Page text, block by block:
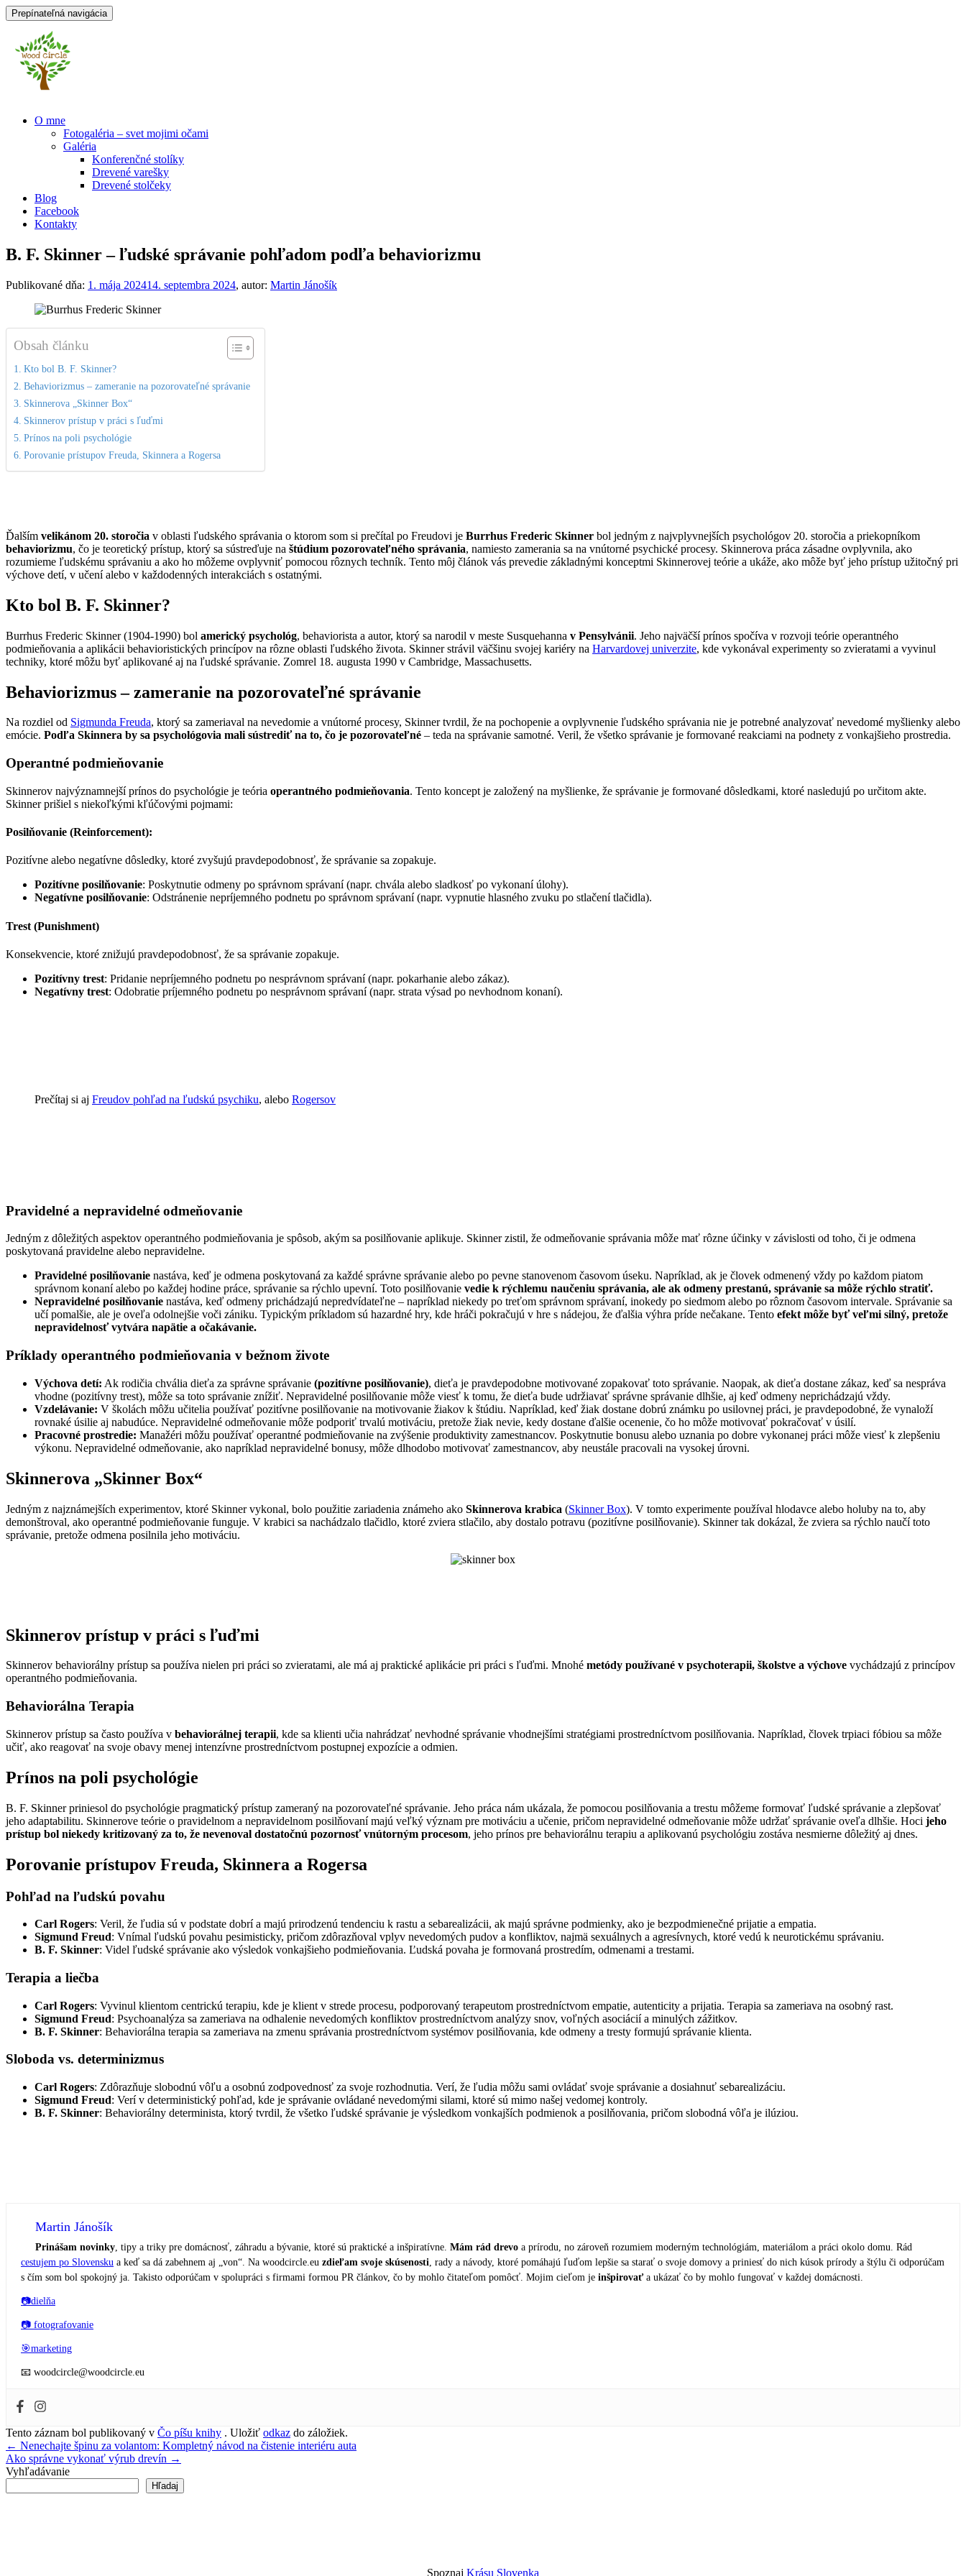
Prepínateľná navigácia
Prejsť
O mne
Fotogaléria – svet mojimi očami
Galéria
Konferenčné stolíky
Drevené varešky
Drevené stolčeky
Blog
Facebook
Kontakty
B. F. Skinner – ľudské správanie pohľadom podľa behaviorizmu
Publikované dňa: 1. mája 202414. septembra 2024, autor: Martin Jánošík
Obsah článku
Kto bol B. F. Skinner?
Behaviorizmus – zameranie na pozorovateľné správanie
Skinnerova „Skinner Box“
Skinnerov prístup v práci s ľuďmi
Prínos na poli psychológie
Porovanie prístupov Freuda, Skinnera a Rogersa
Ďalším velikánom 20. storočia v oblasti ľudského správania o ktorom som si prečítal po Freudovi je Burrhus Frederic Skinner bol jedným z najvplyvnejších psychológov 20. storočia a priekopníkom
behaviorizmu, čo je teoretický prístup, ktorý sa sústreďuje na štúdium pozorovateľného správania, namiesto zamerania sa na vnútorné psychické procesy. Skinnerova práca zásadne ovplyvnila, ako
rozumieme ľudskému správaniu a ako ho môžeme ovplyvniť pomocou rôznych techník. Tento môj článok vás prevedie základnými konceptmi Skinnerovej teórie a ukáže, ako môže byť jeho prístup užitočný pri
výchove detí, v učení alebo v každodenných interakciách s ostatnými.
Kto bol B. F. Skinner?
Burrhus Frederic Skinner (1904-1990) bol americký psychológ, behaviorista a autor, ktorý sa narodil v meste Susquehanna v Pensylvánii. Jeho najväčší prínos spočíva v rozvoji teórie operantného
podmieňovania a aplikácii behavioristických princípov na rôzne oblasti ľudského života. Skinner strávil väčšinu svojej kariéry na Harvardovej univerzite, kde vykonával experimenty so zvieratami a vyvinul
techniky, ktoré môžu byť aplikované aj na ľudské správanie. Zomrel 18. augusta 1990 v Cambridge, Massachusetts.
Behaviorizmus – zameranie na pozorovateľné správanie
Na rozdiel od Sigmunda Freuda, ktorý sa zameriaval na nevedomie a vnútorné procesy, Skinner tvrdil, že na pochopenie a ovplyvnenie ľudského správania nie je potrebné analyzovať nevedomé myšlienky alebo
emócie. Podľa Skinnera by sa psychológovia mali sústrediť na to, čo je pozorovateľné – teda na správanie samotné. Veril, že všetko správanie je formované reakciami na podnety z vonkajšieho prostredia.
Operantné podmieňovanie
Skinnerov najvýznamnejší prínos do psychológie je teória operantného podmieňovania. Tento koncept je založený na myšlienke, že správanie je formované dôsledkami, ktoré nasledujú po určitom akte.
Skinner prišiel s niekoľkými kľúčovými pojmami:
Posilňovanie (Reinforcement):
Pozitívne alebo negatívne dôsledky, ktoré zvyšujú pravdepodobnosť, že správanie sa zopakuje.
Pozitívne posilňovanie: Poskytnutie odmeny po správnom správaní (napr. chvála alebo sladkosť po vykonaní úlohy).
Negatívne posilňovanie: Odstránenie nepríjemného podnetu po správnom správaní (napr. vypnutie hlasného zvuku po stlačení tlačidla).
Trest (Punishment)
Konsekvencie, ktoré znižujú pravdepodobnosť, že sa správanie zopakuje.
Pozitívny trest: Pridanie nepríjemného podnetu po nesprávnom správaní (napr. pokarhanie alebo zákaz).
Negatívny trest: Odobratie príjemného podnetu po nesprávnom správaní (napr. strata výsad po nevhodnom konaní).
Prečítaj si aj Freudov pohľad na ľudskú psychiku, alebo Rogersov
Pravidelné a nepravidelné odmeňovanie
Jedným z dôležitých aspektov operantného podmieňovania je spôsob, akým sa posilňovanie aplikuje. Skinner zistil, že odmeňovanie správania môže mať rôzne účinky v závislosti od toho, či je odmena
poskytovaná pravidelne alebo nepravidelne.
Pravidelné posilňovanie nastáva, keď je odmena poskytovaná za každé správne správanie alebo po pevne stanovenom časovom úseku. Napríklad, ak je človek odmenený vždy po každom piatom
správnom konaní alebo po každej hodine práce, správanie sa rýchlo upevní. Toto posilňovanie vedie k rýchlemu naučeniu správania, ale ak odmeny prestanú, správanie sa môže rýchlo stratiť.
Nepravidelné posilňovanie nastáva, keď odmeny prichádzajú nepredvídateľne – napríklad niekedy po treťom správnom správaní, inokedy po siedmom alebo po rôznom časovom intervale. Správanie sa
učí pomalšie, ale je oveľa odolnejšie voči zániku. Typickým príkladom sú hazardné hry, kde hráči pokračujú v hre s nádejou, že ďalšia výhra príde nečakane. Tento efekt môže byť veľmi silný, pretože
nepravidelnosť vytvára napätie a očakávanie.
Príklady operantného podmieňovania v bežnom živote
Výchova detí: Ak rodičia chvália dieťa za správne správanie (pozitívne posilňovanie), dieťa je pravdepodobne motivované zopakovať toto správanie. Naopak, ak dieťa dostane zákaz, keď sa nespráva
vhodne (pozitívny trest), môže sa toto správanie znížiť. Nepravidelné posilňovanie môže viesť k tomu, že dieťa bude udržiavať správne správanie dlhšie, aj keď odmeny neprichádzajú vždy.
Vzdelávanie: V školách môžu učitelia používať pozitívne posilňovanie na motivovanie žiakov k štúdiu. Napríklad, keď žiak dostane dobrú známku po usilovnej práci, je pravdepodobné, že vynaloží
rovnaké úsilie aj nabudúce. Nepravidelné odmeňovanie môže podporiť trvalú motiváciu, pretože žiak nevie, kedy dostane ďalšie ocenenie, čo ho môže motivovať pokračovať v úsilí.
Pracovné prostredie: Manažéri môžu používať operantné podmieňovanie na zvýšenie produktivity zamestnancov. Poskytnutie bonusu alebo uznania po dobre vykonanej práci môže viesť k zlepšeniu
výkonu. Nepravidelné odmeňovanie, ako napríklad nepravidelné bonusy, môže dlhodobo motivovať zamestnancov, aby neustále pracovali na vysokej úrovni.
Skinnerova „Skinner Box“
Jedným z najznámejších experimentov, ktoré Skinner vykonal, bolo použitie zariadenia známeho ako Skinnerova krabica (Skinner Box). V tomto experimente používal hlodavce alebo holuby na to, aby
demonštroval, ako operantné podmieňovanie funguje. V krabici sa nachádzalo tlačidlo, ktoré zviera stlačilo, aby dostalo potravu (pozitívne posilňovanie). Skinner tak dokázal, že zviera sa rýchlo naučí toto
správanie, pretože odmena posilnila jeho motiváciu.
Skinnerov prístup v práci s ľuďmi
Skinnerov behaviorálny prístup sa používa nielen pri práci so zvieratami, ale má aj praktické aplikácie pri práci s ľuďmi. Mnohé metódy používané v psychoterapii, školstve a výchove vychádzajú z princípov
operantného podmieňovania.
Behaviorálna Terapia
Skinnerov prístup sa často používa v behaviorálnej terapii, kde sa klienti učia nahrádzať nevhodné správanie vhodnejšími stratégiami prostredníctvom posilňovania. Napríklad, človek trpiaci fóbiou sa môže
učiť, ako reagovať na svoje obavy menej intenzívne prostredníctvom postupnej expozície a odmien.
Prínos na poli psychológie
B. F. Skinner priniesol do psychológie pragmatický prístup zameraný na pozorovateľné správanie. Jeho práca nám ukázala, že pomocou posilňovania a trestu môžeme formovať ľudské správanie a zlepšovať
jeho adaptabilitu. Skinnerove teórie o pravidelnom a nepravidelnom posilňovaní majú veľký význam pre motiváciu a učenie, pričom nepravidelné odmeňovanie môže udržať správanie oveľa dlhšie. Hoci jeho
prístup bol niekedy kritizovaný za to, že nevenoval dostatočnú pozornosť vnútorným procesom, jeho prínos pre behaviorálnu terapiu a aplikovanú psychológiu zostáva nesmierne dôležitý aj dnes.
Porovanie prístupov Freuda, Skinnera a Rogersa
Pohľad na ľudskú povahu
Carl Rogers: Veril, že ľudia sú v podstate dobrí a majú prirodzenú tendenciu k rastu a sebarealizácii, ak majú správne podmienky, ako je bezpodmienečné prijatie a empatia.
Sigmund Freud: Vnímal ľudskú povahu pesimisticky, pričom zdôrazňoval vplyv nevedomých pudov a konfliktov, najmä sexuálnych a agresívnych, ktoré vedú k neurotickému správaniu.
B. F. Skinner: Videl ľudské správanie ako výsledok vonkajšieho podmieňovania. Ľudská povaha je formovaná prostredím, odmenami a trestami.
Terapia a liečba
Carl Rogers: Vyvinul klientom centrickú terapiu, kde je klient v strede procesu, podporovaný terapeutom prostredníctvom empatie, autenticity a prijatia. Terapia sa zameriava na osobný rast.
Sigmund Freud: Psychoanalýza sa zameriava na odhalenie nevedomých konfliktov prostredníctvom analýzy snov, voľných asociácií a minulých zážitkov.
B. F. Skinner: Behaviorálna terapia sa zameriava na zmenu správania prostredníctvom systémov posilňovania, kde odmeny a tresty formujú správanie klienta.
Sloboda vs. determinizmus
Carl Rogers: Zdôrazňuje slobodnú vôľu a osobnú zodpovednosť za svoje rozhodnutia. Verí, že ľudia môžu sami ovládať svoje správanie a dosiahnuť sebarealizáciu.
Sigmund Freud: Verí v deterministický pohľad, kde je správanie ovládané nevedomými silami, ktoré sú mimo našej vedomej kontroly.
B. F. Skinner: Behaviorálny determinista, ktorý tvrdil, že všetko ľudské správanie je výsledkom vonkajších podmienok a posilňovania, pričom slobodná vôľa je ilúziou.
Martin Jánošík
Prinášam novinky, tipy a triky pre domácnosť, záhradu a bývanie, ktoré sú praktické a inšpiratívne. Mám rád drevo a prírodu, no zároveň rozumiem moderným technológiám, materiálom a práci okolo domu. Rád
cestujem po Slovensku a keď sa dá zabehnem aj „von“. Na woodcircle.eu zdieľam svoje skúsenosti, rady a návody, ktoré pomáhajú ľuďom lepšie sa starať o svoje domovy a priniesť do nich kúsok prírody a štýlu či odporúčam
s čím som bol spokojný ja. Takisto odporúčam v spolupráci s firmami formou PR článkov, čo by mohlo čitateľom pomôcť. Mojim cieľom je inšpirovaťa ukázať čo by mohlo fungovať v každej domácnosti.
📷dielňa
📷 fotografovanie
🎯marketing
📧 woodcircle@woodcircle.eu
Tento záznam bol publikovaný v Čo píšu knihy . Uložiť odkaz do záložiek.
Navigácia
v
← Nenechajte špinu za volantom: Kompletný návod na čistenie interiéru auta
Ako správne vykonať výrub drevín →
Vyhľadávanie
Hľadaj
Spoznaj Krásu Slovenka